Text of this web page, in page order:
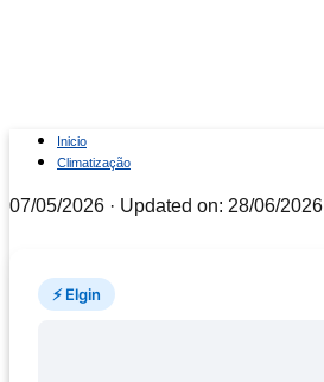
Inicio
Climatização
07/05/2026 · Updated on: 28/06/2026
⚡ Elgin